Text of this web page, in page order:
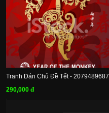
Tranh Dán Chủ Đề Tết - 2079489687
290,000 đ